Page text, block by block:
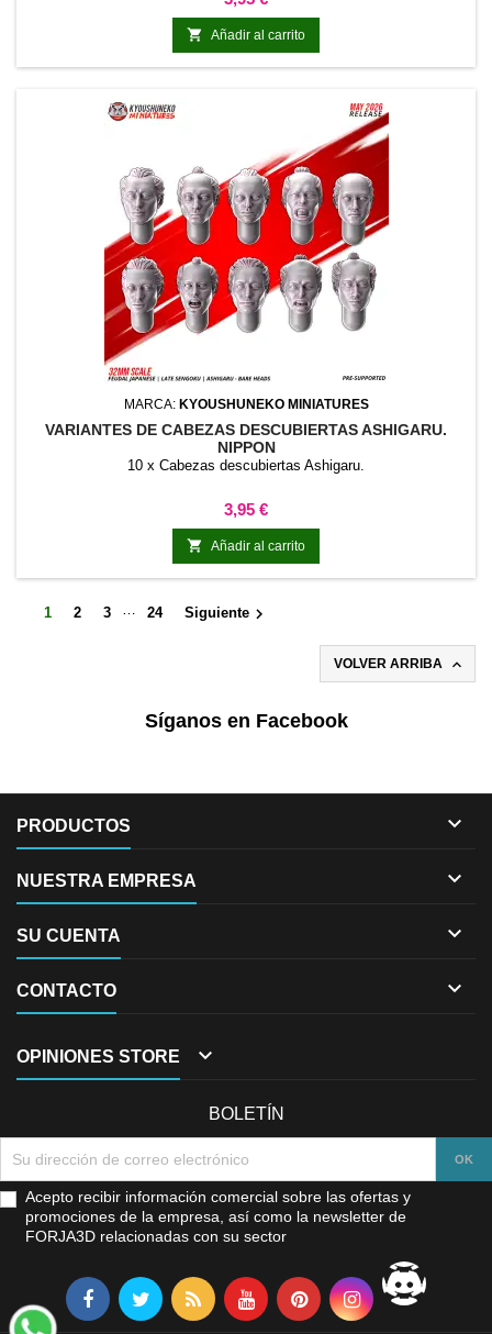
 Añadir al carrito
MARCA: KYOUSHUNEKO MINIATURES
VARIANTES DE CABEZAS DESCUBIERTAS ASHIGARU.
NIPPON
10 x Cabezas descubiertas Ashigaru.
Precio
3,95 €
 Añadir al carrito
1 2 3 … 24 Siguiente 
VOLVER ARRIBA 
Síganos en Facebook
PRODUCTOS 
NUESTRA EMPRESA 
SU CUENTA 
CONTACTO 
OPINIONES STORE 
BOLETÍN
Acepto recibir información comercial sobre las ofertas y
promociones de la empresa, así como la newsletter de
FORJA3D relacionadas con su sector